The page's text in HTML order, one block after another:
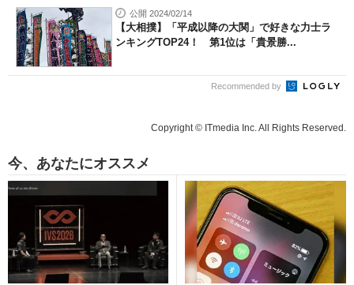
公開 2024/02/14
【大相撲】「平成以降の大関」で好きな力士ラ
ンキングTOP24！ 第1位は「貴景勝...
Recommended by
Copyright © ITmedia Inc. All Rights Reserved.
今、あなたにオススメ